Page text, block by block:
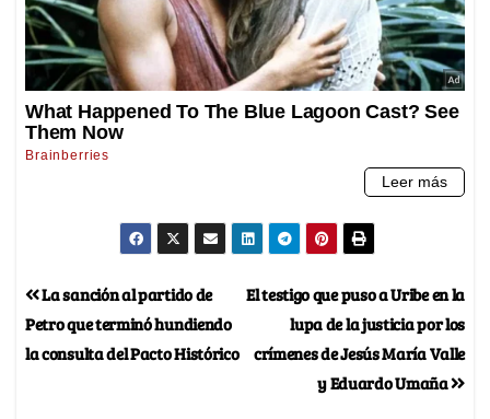
El testigo que puso a Uribe en la
lupa de la justicia por los
crímenes de Jesús María Valle
y Eduardo Umaña
La sanción al partido de
Petro que terminó hundiendo
la consulta del Pacto Histórico